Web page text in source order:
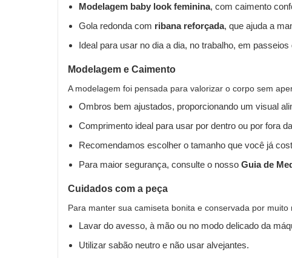
Modelagem baby look feminina, com caimento
Gola redonda com ribana reforçada, que ajuda a
Ideal para usar no dia a dia, no trabalho, em passeios
Modelagem e Caimento
A modelagem foi pensada para valorizar o corpo sem
Ombros bem ajustados, proporcionando um visual
Comprimento ideal para usar por dentro ou por fora
Recomendamos escolher o tamanho que você já
Para maior segurança, consulte o nosso Guia de
Cuidados com a peça
Para manter sua camiseta bonita e conservada por
Lavar do avesso, à mão ou no modo delicado da
Utilizar sabão neutro e não usar alvejantes.